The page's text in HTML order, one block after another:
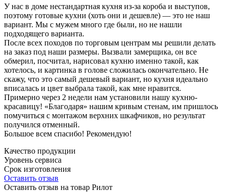
У нас в доме нестандартная кухня из-за короба и выступов,
поэтому готовые кухни (хоть они и дешевле) — это не наш
вариант. Мы с мужем много где были, но не нашли
подходящего варианта.
После всех походов по торговым центрам мы решили делать
на заказ под наши размеры. Вызвали замерщика, он все
обмерил, посчитал, нарисовал кухню именно такой, как
хотелось, и картинка в голове сложилась окончательно. Не
скажу, что это самый дешевый вариант, но кухня идеально
вписалась и цвет выбрала такой, как мне нравится.
Примерно через 2 недели нам установили нашу кухню-
красавицу! «Благодаря» нашим кривым стенам, им пришлось
помучиться с монтажом верхних шкафчиков, но результат
получился отменный.
Большое всем спасибо! Рекомендую!
Качество продукции
Уровень сервиса
Срок изготовления
Оставить отзыв
Оставить отзыв на товар Рилот